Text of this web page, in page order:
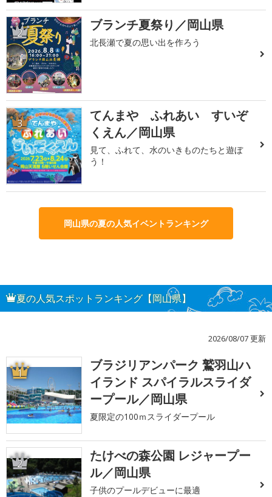
2 ブランチ夏祭り／岡山県
北長瀬で夏の思い出を作ろう
3
てんまや ふれあい すいぞ
くえん／岡山県
見て、ふれて、水のいきものたちと遊ぼ
う！
岡山県の夏の人気イベントランキング
夏の人気スポットランキング【岡山県】
2026/08/07 更新
1
ブラジリアンパーク 鷲羽山ハ
イランド スパイラルスライダ
ープール／岡山県
夏限定の100ｍスライダープール
2
たけべの森公園 レジャープー
ル／岡山県
子供のプールデビューに最適